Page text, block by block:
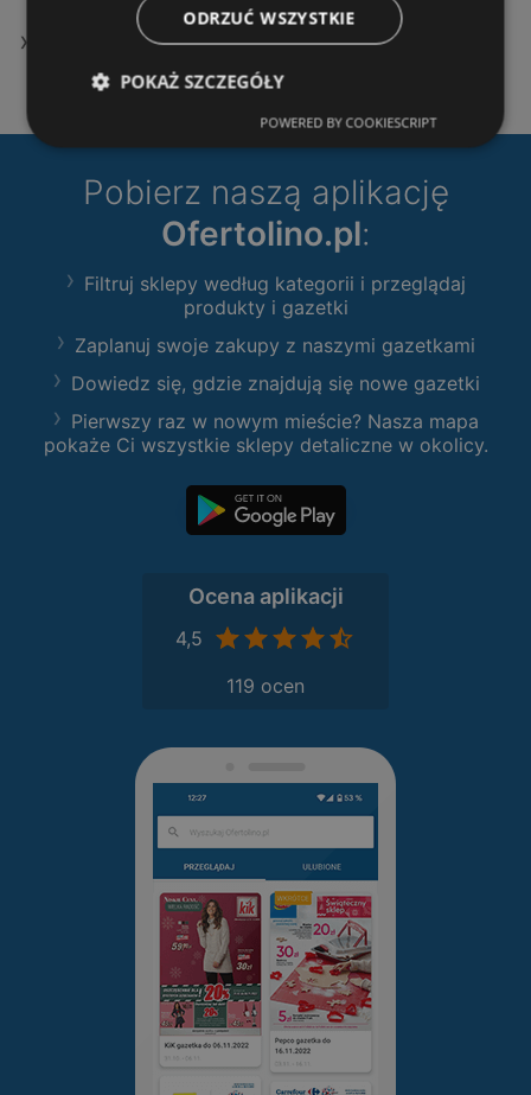
Pobierz naszą aplikację
Ofertolino.pl:
Filtruj sklepy według kategorii i przeglądaj
produkty i gazetki
Zaplanuj swoje zakupy z naszymi gazetkami
Dowiedz się, gdzie znajdują się nowe gazetki
Pierwszy raz w nowym mieście? Nasza mapa
pokaże Ci wszystkie sklepy detaliczne w okolicy.
Ocena aplikacji
4,5
119 ocen
ODRZUĆ WSZYSTKIE
POKAŻ SZCZEGÓŁY
POWERED BY COOKIESCRIPT